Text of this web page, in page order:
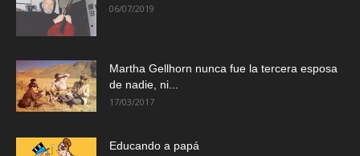
06/07/2019
Martha Gellhorn nunca fue la tercera esposa
de nadie, ni...
17/03/2017
Educando a papá